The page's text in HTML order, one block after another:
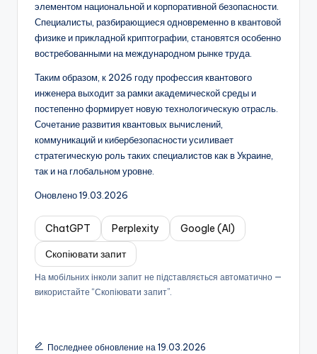
элементом национальной и корпоративной безопасности.
Специалисты, разбирающиеся одновременно в квантовой
физике и прикладной криптографии, становятся особенно
востребованными на международном рынке труда.
Таким образом, к 2026 году профессия квантового
инженера выходит за рамки академической среды и
постепенно формирует новую технологическую отрасль.
Сочетание развития квантовых вычислений,
коммуникаций и кибербезопасности усиливает
стратегическую роль таких специалистов как в Украине,
так и на глобальном уровне.
Оновлено 19.03.2026
ChatGPT Perplexity
Google (AI)
Скопіювати запит
На мобільних інколи запит не підставляється автоматично —
використайте “Скопіювати запит”.
Последнее обновление на 19.03.2026